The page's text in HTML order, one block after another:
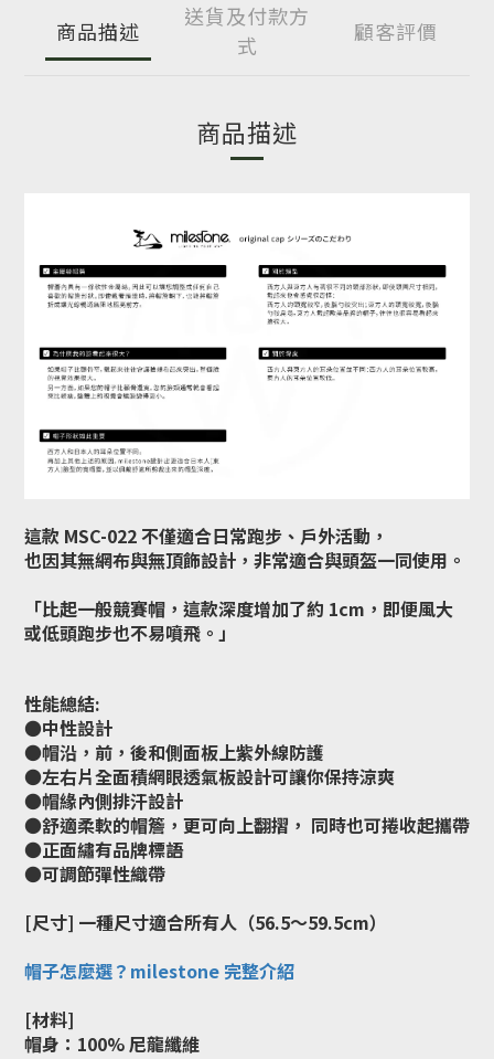
商品描述
送貨及付款方
式
顧客評價
商品描述
這款 MSC-022 不僅適合日常跑步、戶外活動，
也因其無網布與無頂飾設計，非常適合與頭盔一同使用。
「比起一般競賽帽，這款深度增加了約 1cm，即便風大
或低頭跑步也不易噴飛。」
性能總結:
●中性設計
●帽沿，前，後和側面板上紫外線防護
●左右片全面積網眼透氣板設計可讓你保持涼爽
●帽緣內側排汗設計
●舒適柔軟的帽簷，更可向上翻摺， 同時也可捲收起攜帶
●正面繡有品牌標語
●可調節彈性織帶
[尺寸] 一種尺寸適合所有人（56.5～59.5cm）
帽子怎麼選？milestone 完整介紹
[材料]
帽身：100% 尼龍纖維